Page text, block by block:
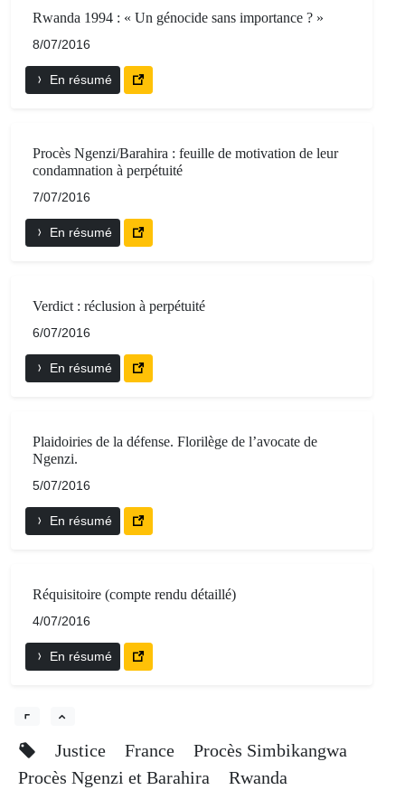
Rwanda 1994 : « Un génocide sans importance ? »
8/07/2016
En résumé
Procès Ngenzi/Barahira : feuille de motivation de leur
condamnation à perpétuité
7/07/2016
En résumé
Verdict : réclusion à perpétuité
6/07/2016
En résumé
Plaidoiries de la défense. Florilège de l’avocate de
Ngenzi.
5/07/2016
En résumé
Réquisitoire (compte rendu détaillé)
4/07/2016
En résumé
Justice France
Procès Simbikangwa
Procès Ngenzi et Barahira
Rwanda